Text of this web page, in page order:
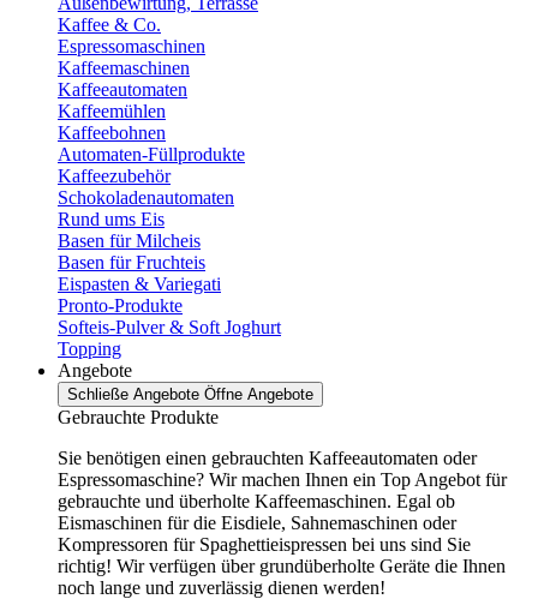
Kaffee & Co.
Espressomaschinen
Kaffeemaschinen
Kaffeeautomaten
Kaffeemühlen
Kaffeebohnen
Automaten-Füllprodukte
Kaffeezubehör
Schokoladenautomaten
Rund ums Eis
Basen für Milcheis
Basen für Fruchteis
Eispasten & Variegati
Pronto-Produkte
Softeis-Pulver & Soft Joghurt
Topping
Angebote
Schließe Angebote Öffne Angebote
Gebrauchte Produkte
Sie benötigen einen gebrauchten Kaffeeautomaten oder
Espressomaschine? Wir machen Ihnen ein Top Angebot für
gebrauchte und überholte Kaffeemaschinen. Egal ob
Eismaschinen für die Eisdiele, Sahnemaschinen oder
Kompressoren für Spaghettieispressen bei uns sind Sie
richtig! Wir verfügen über grundüberholte Geräte die Ihnen
noch lange und zuverlässig dienen werden!